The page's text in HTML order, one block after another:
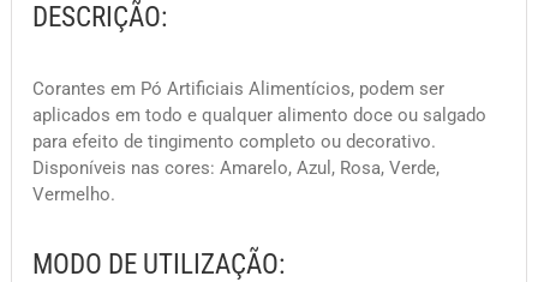
DESCRIÇÃO:
Corantes em Pó Artificiais Alimentícios, podem ser
aplicados em todo e qualquer alimento doce ou salgado
para efeito de tingimento completo ou decorativo.
Disponíveis nas cores: Amarelo, Azul, Rosa, Verde,
Vermelho.
MODO DE UTILIZAÇÃO: